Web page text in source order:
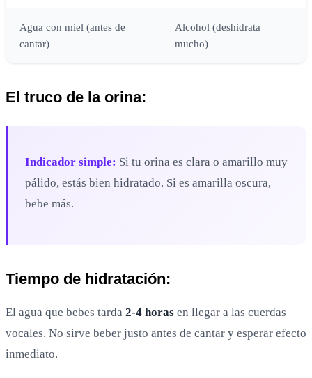
Agua con miel (antes de
cantar)
Alcohol (deshidrata
mucho)
El truco de la orina:
Indicador simple: Si tu orina es clara o amarillo muy
pálido, estás bien hidratado. Si es amarilla oscura,
bebe más.
Tiempo de hidratación:
El agua que bebes tarda 2-4 horas en llegar a las cuerdas
vocales. No sirve beber justo antes de cantar y esperar efecto
inmediato.